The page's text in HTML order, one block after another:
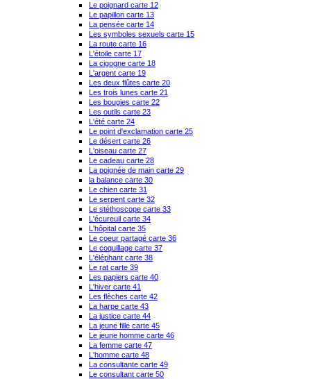
Le poignard carte 12
Le papillon carte 13
La pensée carte 14
Les symboles sexuels carte 15
La route carte 16
L'étoile carte 17
La cigogne carte 18
L'argent carte 19
Les deux flûtes carte 20
Les trois lunes carte 21
Les bougies carte 22
Les outils carte 23
L'été carte 24
Le point d'exclamation carte 25
Le désert carte 26
L'oiseau carte 27
Le cadeau carte 28
La poignée de main carte 29
la balance carte 30
Le chien carte 31
Le serpent carte 32
Le stéthoscope carte 33
L'écureuil carte 34
L'hôpital carte 35
Le coeur partagé carte 36
Le coquillage carte 37
L'éléphant carte 38
Le rat carte 39
Les papiers carte 40
L'hiver carte 41
Les flèches carte 42
La harpe carte 43
La justice carte 44
La jeune fille carte 45
Le jeune homme carte 46
La femme carte 47
L'homme carte 48
La consultante carte 49
Le consultant carte 50